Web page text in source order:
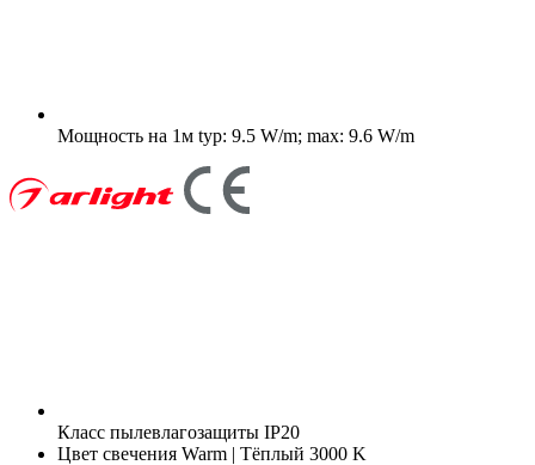
Мощность на 1м typ: 9.5 W/m; max: 9.6 W/m
Класс пылевлагозащиты IP20
Цвет свечения Warm | Тёплый 3000 K